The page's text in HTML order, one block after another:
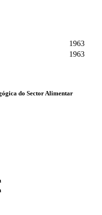
1963
1963
do Sector Alimentar